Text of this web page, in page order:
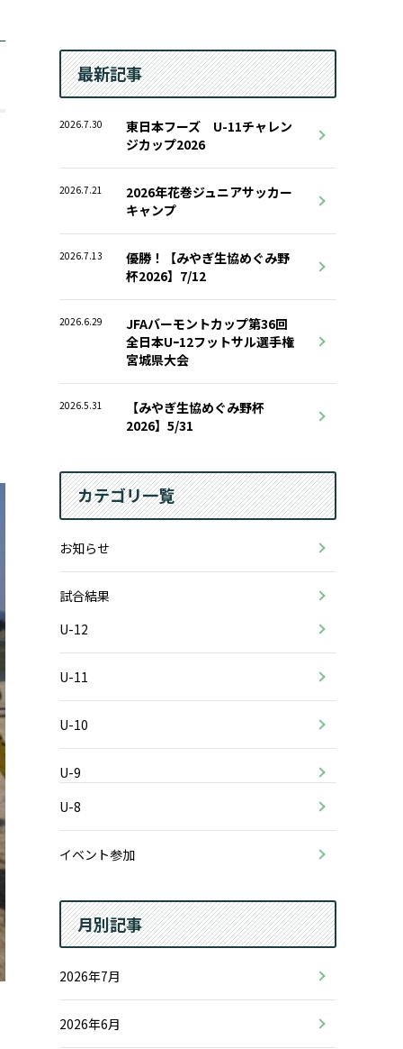
最新記事
2026.7.30
東日本フーズ U-11チャレン
ジカップ2026
2026.7.21
2026年花巻ジュニアサッカー
キャンプ
2026.7.13
優勝！【みやぎ生協めぐみ野
杯2026】7/12
2026.6.29
JFAバーモントカップ第36回
全日本Uｰ12フットサル選手権
宮城県大会
2026.5.31
【みやぎ生協めぐみ野杯
2026】5/31
カテゴリ一覧
お知らせ
試合結果
U-12
U-11
U-10
U-9
U-8
イベント参加
月別記事
2026年7月
2026年6月